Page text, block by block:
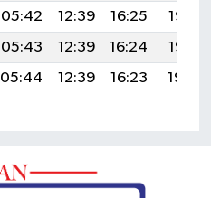
05:42 12:39 16:25
19:27
05:43 12:39 16:24
19:25
05:44 12:39 16:23 19:24